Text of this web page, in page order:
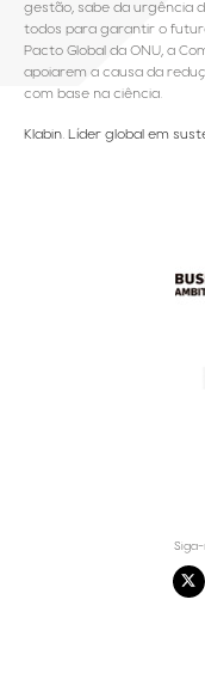
gestão, sabe da urgência
todos para garantir o
Pacto Global da ONU, a
apoiarem a causa da
com base na ciência.
Klabin. Líder global em